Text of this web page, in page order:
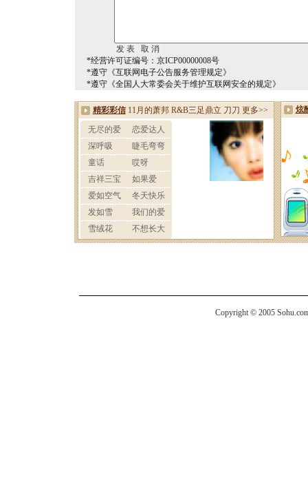
*经营许可证编号：京ICP00000008号
*遵守《互联网电子公告服务管理规定》
*遵守《全国人大常委会关于维护互联网安全的规定》
Copyright © 2005